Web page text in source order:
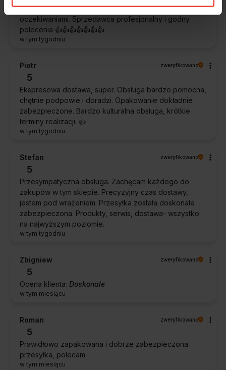
Ekspresowa realizacja zamówienia. Towar zgodny z
oczekiwaniami. Sprzedawca profesjonalny i godny
polecenia 👍️👍️👍️👍️👍️👍️👍️
w tym tygodniu
Piotr zweryfikowano
5
Ekspresowa dostawa, super. Obsługa bardzo pomocna,
chętnie podpowie i doradzi. Opakowanie dokładnie
zabezpieczone. Bardzo kulturalna obsługa, krótkie
terminy realizacji. 👍️
w tym tygodniu
Stefan zweryfikowano
5
Przesympatyczna obsługa. Zachęcam każdego do
zakupów w tym sklepie. Precyzyjny czas dostawy,
jestem pod wrażeniem. Przesyłka została doskonale
zabezpieczona. Produkty, serwis, dostawa- wszystko
na najwyższym poziomie.
w tym tygodniu
Zbigniew zweryfikowano
5
Ocena klienta: Doskonale
w tym miesiącu
Roman zweryfikowano
5
Prawidłowo zapakowana i dobrze zabezpieczona
przesyłka, polecam.
w tym miesiącu